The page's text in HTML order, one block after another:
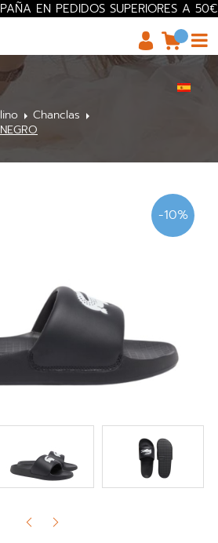
EN PEDIDOS SUPERIORES A 50€
Chanclas
-10%